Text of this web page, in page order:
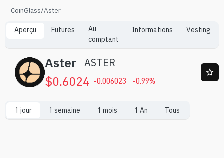
CoinGlass/Aster
Aperçu Futures
Au
comptant
Informations Vesting
Aster ASTER
$0.6024 -0.006023 -0.99%
1 jour 1 semaine 1 mois 1 An Tous